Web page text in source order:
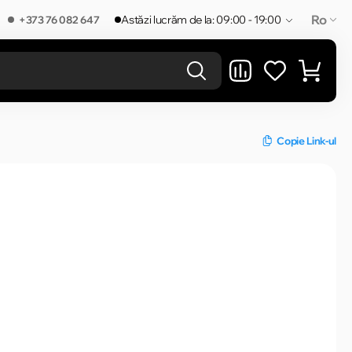
+373 76 082 647 Astăzi lucrăm de la: 09:00 - 19:00 Ro
Copie Link-ul